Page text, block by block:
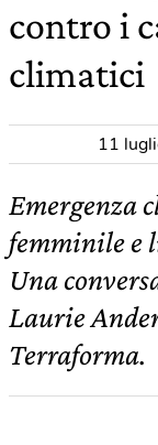
contro i
climatici
11
Emergenza
femminile e
Una
Laurie
Terraforma.